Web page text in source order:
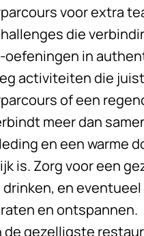
voor extra
die
oefeningen in
activiteiten die
of een
meer dan
en een warme
is. Zorg voor een
en
en ontspannen.
de gezelligste